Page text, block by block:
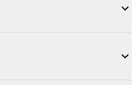

